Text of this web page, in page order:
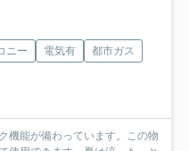
ニー 電気有
都市ガス
機能が備わっています。この物